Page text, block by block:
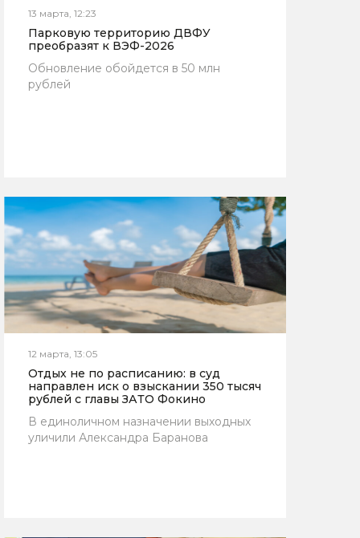
13 марта, 12:23
Парковую территорию ДВФУ
преобразят к ВЭФ-2026
Обновление обойдется в 50 млн
рублей
12 марта, 13:05
Отдых не по расписанию: в суд
направлен иск о взыскании 350 тысяч
рублей с главы ЗАТО Фокино
В единоличном назначении выходных
уличили Александра Баранова